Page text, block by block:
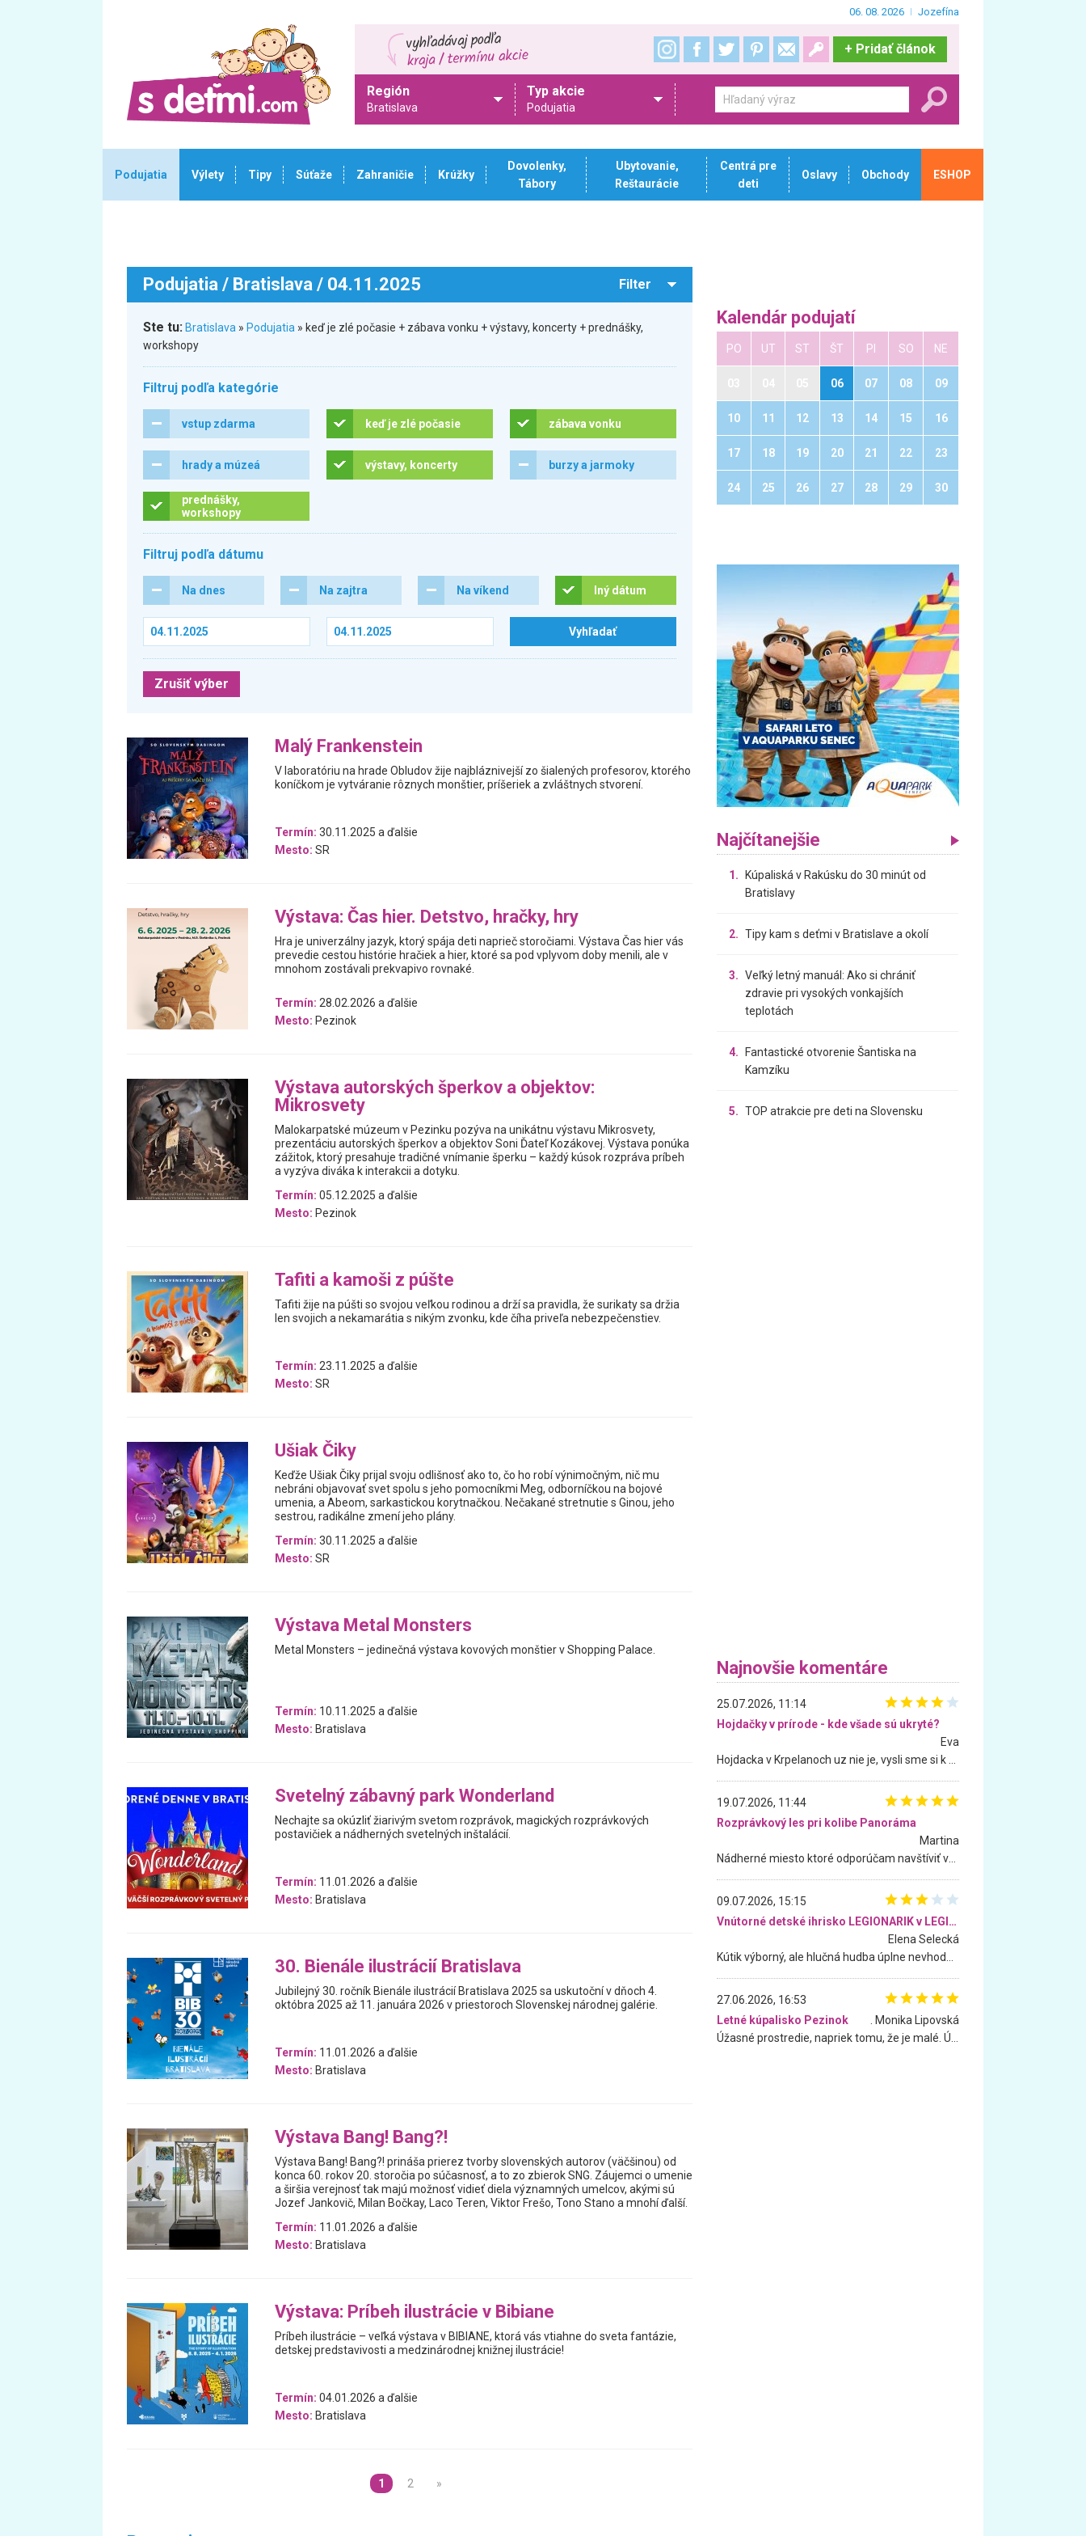
06. 08. 2026 Jozefína
+ Pridať článok
Región
Bratislava
Typ akcie
Podujatia
Podujatia Výlety Tipy Súťaže Zahraničie Krúžky
Dovolenky,
Tábory
Ubytovanie,
Reštaurácie
Centrá pre
deti
Oslavy Obchody ESHOP
Podujatia / Bratislava / 04.11.2025 Filter
Ste tu: Bratislava » Podujatia » keď je zlé počasie + zábava vonku + výstavy, koncerty + prednášky,
workshopy
Filtruj podľa kategórie
vstup zdarma keď je zlé počasie zábava vonku
hrady a múzeá výstavy, koncerty burzy a jarmoky
prednášky,
workshopy
Filtruj podľa dátumu
Na dnes Na zajtra Na víkend Iný dátum
Zrušiť výber
Malý Frankenstein
V laboratóriu na hrade Obludov žije najbláznivejší zo šialených profesorov, ktorého
koníčkom je vytváranie rôznych monštier, príšeriek a zvláštnych stvorení.
Termín: 30.11.2025 a ďalšie
Mesto: SR
Výstava: Čas hier. Detstvo, hračky, hry
Hra je univerzálny jazyk, ktorý spája deti naprieč storočiami. Výstava Čas hier vás
prevedie cestou histórie hračiek a hier, ktoré sa pod vplyvom doby menili, ale v
mnohom zostávali prekvapivo rovnaké.
Termín: 28.02.2026 a ďalšie
Mesto: Pezinok
Výstava autorských šperkov a objektov:
Mikrosvety
Malokarpatské múzeum v Pezinku pozýva na unikátnu výstavu Mikrosvety,
prezentáciu autorských šperkov a objektov Soni Ďateľ Kozákovej. Výstava ponúka
zážitok, ktorý presahuje tradičné vnímanie šperku – každý kúsok rozpráva príbeh
a vyzýva diváka k interakcii a dotyku.
Termín: 05.12.2025 a ďalšie
Mesto: Pezinok
Tafiti a kamoši z púšte
Tafiti žije na púšti so svojou veľkou rodinou a drží sa pravidla, že surikaty sa držia
len svojich a nekamarátia s nikým zvonku, kde číha priveľa nebezpečenstiev.
Termín: 23.11.2025 a ďalšie
Mesto: SR
Ušiak Čiky
Keďže Ušiak Čiky prijal svoju odlišnosť ako to, čo ho robí výnimočným, nič mu
nebráni objavovať svet spolu s jeho pomocníkmi Meg, odborníčkou na bojové
umenia, a Abeom, sarkastickou korytnačkou. Nečakané stretnutie s Ginou, jeho
sestrou, radikálne zmení jeho plány.
Termín: 30.11.2025 a ďalšie
Mesto: SR
Výstava Metal Monsters
Metal Monsters – jedinečná výstava kovových monštier v Shopping Palace.
Termín: 10.11.2025 a ďalšie
Mesto: Bratislava
Svetelný zábavný park Wonderland
Nechajte sa okúzliť žiarivým svetom rozprávok, magických rozprávkových
postavičiek a nádherných svetelných inštalácií.
Termín: 11.01.2026 a ďalšie
Mesto: Bratislava
30. Bienále ilustrácií Bratislava
Jubilejný 30. ročník Bienále ilustrácií Bratislava 2025 sa uskutoční v dňoch 4.
októbra 2025 až 11. januára 2026 v priestoroch Slovenskej národnej galérie.
Termín: 11.01.2026 a ďalšie
Mesto: Bratislava
Výstava Bang! Bang?!
Výstava Bang! Bang?! prináša prierez tvorby slovenských autorov (väčšinou) od
konca 60. rokov 20. storočia po súčasnosť, a to zo zbierok SNG. Záujemci o umenie
a širšia verejnosť tak majú možnosť vidieť diela významných umelcov, akými sú
Jozef Jankovič, Milan Bočkay, Laco Teren, Viktor Frešo, Tono Stano a mnohí ďalší.
Termín: 11.01.2026 a ďalšie
Mesto: Bratislava
Výstava: Príbeh ilustrácie v Bibiane
Príbeh ilustrácie – veľká výstava v BIBIANE, ktorá vás vtiahne do sveta fantázie,
detskej predstavivosti a medzinárodnej knižnej ilustrácie!
Termín: 04.01.2026 a ďalšie
Mesto: Bratislava
1 2 »
Kalendár podujatí
PO UT ST ŠT PI SO NE
06 07 08 09
10 11 12 13 14 15 16
17 18 19 20 21 22 23
24 25 26 27 28 29 30
Najčítanejšie
1.
Kúpaliská v Rakúsku do 30 minút od
Bratislavy
2. Tipy kam s deťmi v Bratislave a okolí
3. Veľký letný manuál: Ako si chrániť
zdravie pri vysokých vonkajších
teplotách
4.
Fantastické otvorenie Šantiska na
Kamzíku
5. TOP atrakcie pre deti na Slovensku
Najnovšie komentáre
25.07.2026, 11:14
Hojdačky v prírode - kde všade sú ukryté?
Eva
19.07.2026, 11:44
Rozprávkový les pri kolibe Panoráma
Martina
09.07.2026, 15:15
Vnútorné detské ihrisko LEGIONARIK v LEGIA Fitness
Elena Selecká
27.06.2026, 16:53
Letné kúpalisko Pezinok
. Monika Lipovská